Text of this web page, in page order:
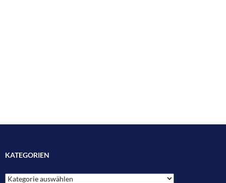
KATEGORIEN
Kategorien